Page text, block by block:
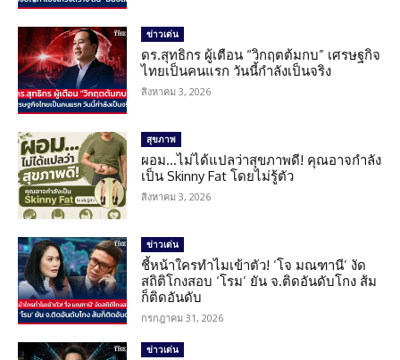
ข่าวเด่น
ดร.สุทธิกร ผู้เตือน “วิกฤตต้มกบ” เศรษฐกิจ
ไทยเป็นคนแรก วันนี้กำลังเป็นจริง
สิงหาคม 3, 2026
สุขภาพ
ผอม…ไม่ได้แปลว่าสุขภาพดี! คุณอาจกำลัง
เป็น Skinny Fat โดยไม่รู้ตัว
สิงหาคม 3, 2026
ข่าวเด่น
ชี้หน้าใครทำไมเข้าตัว! ‘โจ มณฑานี’ งัด
สถิติโกงสอบ ‘โรม’ ยัน จ.ติดอันดับโกง ส้ม
ก็ติดอันดับ
กรกฎาคม 31, 2026
ข่าวเด่น